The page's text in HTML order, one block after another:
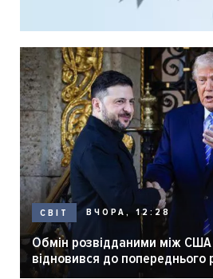
СВІТ ВЧОРА, 12:28
Обмін розвідданими між США
відновився до попереднього